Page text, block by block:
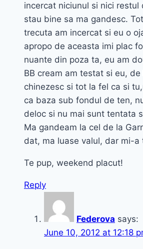
incercat niciunul si nici restul
stau bine sa ma gandesc.
trecuta am incercat si eu o
apropo de aceasta imi plac
nuante din poza ta, eu am
BB cream am testat si eu, de
chinezesc si tot la fel ca si
ca baza sub fondul de ten,
deloc si nu mai sunt tentata
Ma gandeam la cel de la
dat, ma luase valul, dar mi-a
Te pup, weekend placut!
Reply
Federova says:
June 10, 2012 at 12:18